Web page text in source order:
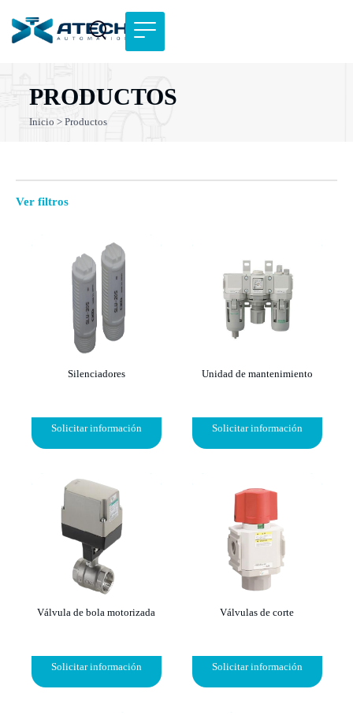
PRODUCTOS
Inicio > Productos
Ver filtros
Silenciadores
Solicitar información
Unidad de mantenimiento
Solicitar información
Válvula de bola motorizada
Solicitar información
Válvulas de corte
Solicitar información